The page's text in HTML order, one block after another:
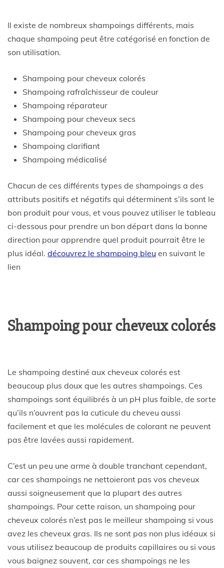
Il existe de nombreux shampoings différents, mais
chaque shampoing peut être catégorisé en fonction de
son utilisation.
Shampoing pour cheveux colorés
Shampoing rafraîchisseur de couleur
Shampoing réparateur
Shampoing pour cheveux secs
Shampoing pour cheveux gras
Shampoing clarifiant
Shampoing médicalisé
Chacun de ces différents types de shampoings a des
attributs positifs et négatifs qui déterminent s’ils sont le
bon produit pour vous, et vous pouvez utiliser le tableau
ci-dessous pour prendre un bon départ dans la bonne
direction pour apprendre quel produit pourrait être le
plus idéal. découvrez le shampoing bleu en suivant le
lien
Shampoing pour cheveux colorés
Le shampoing destiné aux cheveux colorés est
beaucoup plus doux que les autres shampoings. Ces
shampoings sont équilibrés à un pH plus faible, de sorte
qu’ils n’ouvrent pas la cuticule du cheveu aussi
facilement et que les molécules de colorant ne peuvent
pas être lavées aussi rapidement.
C’est un peu une arme à double tranchant cependant,
car ces shampoings ne nettoieront pas vos cheveux
aussi soigneusement que la plupart des autres
shampoings. Pour cette raison, un shampoing pour
cheveux colorés n’est pas le meilleur shampoing si vous
avez les cheveux gras. Ils ne sont pas non plus idéaux si
vous utilisez beaucoup de produits capillaires ou si vous
vous baignez souvent, car ces shampoings ne les